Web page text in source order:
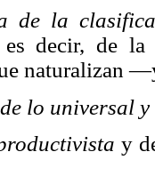
de la
decir, de la
naturalizan
lo universal
y